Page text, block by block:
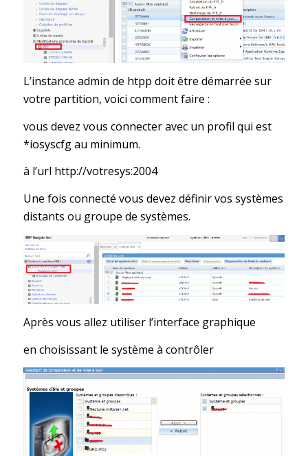
L’instance admin de htpp doit être démarrée sur
votre partition, voici comment faire :
vous devez vous connecter avec un profil qui est
*iosyscfg au minimum.
à l’url http://votresys:2004
Une fois connecté vous devez définir vos systèmes
distants ou groupe de systèmes.
Après vous allez utiliser l’interface graphique
en choisissant le système à contrôler